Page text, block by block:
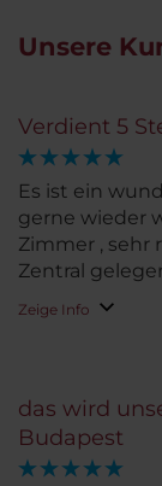
Unsere
Verdient 5
Es ist ein
gerne wieder
Zimmer , sehr
Zentral
Zeige Info
das wird
Budapest